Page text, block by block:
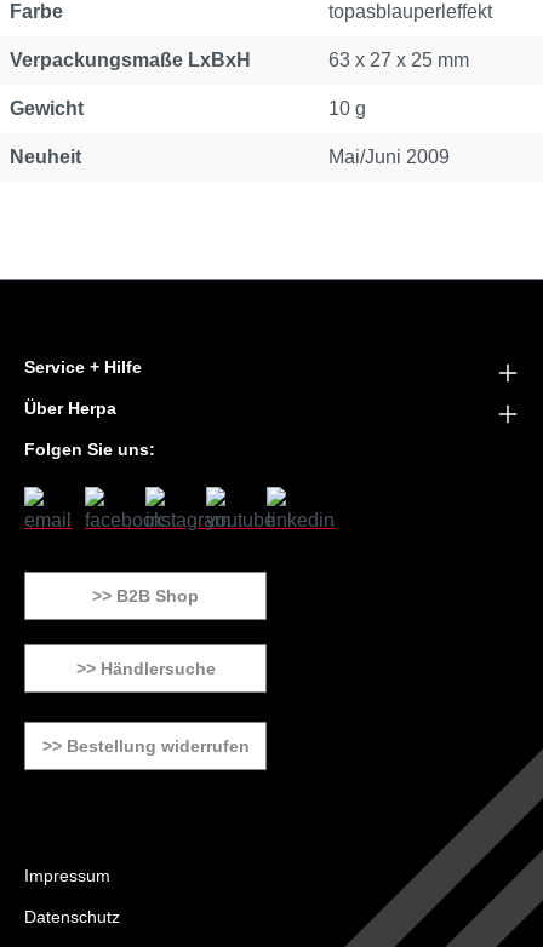
Farbe topasblauperleffekt
Verpackungsmaße LxBxH 63 x 27 x 25 mm
Gewicht 10 g
Neuheit Mai/Juni 2009
Service + Hilfe
Über Herpa
Folgen Sie uns:
>> B2B Shop
>> Händlersuche
>> Bestellung widerrufen
Impressum
Datenschutz